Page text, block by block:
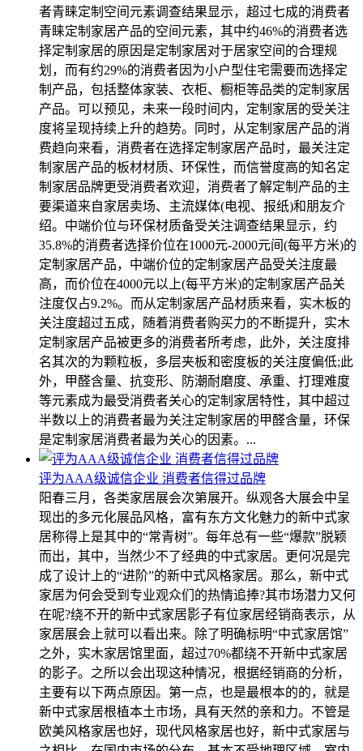
者青睐定制空间元素调查结果显示，超过七成的消费者
青睐定制家居产品的空间元素，其中约46%的消费者选
择定制家居的原因是定制家居对于居家空间的合理规
划，而有约29%的消费者因为小户型住宅需要而选择定
制产品，包括整体家装、衣柜、橱柜等品类的定制家居
产品。可以预见，未来一段时间内，定制家居的受关注
度将呈现持续上升的趋势。同时，从定制家居产品的消
费趋向来看，消费者在选择定制家居产品时，最关注定
制家居产品的板材材质、环保性，而信誉度高的知名定
制家居品牌更受消费者欢迎，消费者了解定制产品的主
要渠道来自家居卖场、主流媒体(电视、报纸)和朋友介
绍。中端价位与环保材质备受关注调查结果显示，约
35.8%的消费者选择价位在1000元-2000元间(每平方米)的
定制家居产品，中端价位的定制家居产品受关注度最
高，而价位在4000元以上(每平方米)的定制家居产品关
注度仅占9.2%。而从定制家居产品材质来看，实木板的
关注度超过五成，随着消费者购买力的不断提升，实木
定制家居产品被更多的消费者所考虑，此外，关注度排
名其次的为颗粒板，多层夹板和密度板的关注度偏低;此
外，甲醛含量、抗变形、防潮耐磨度、承重、打理难度
等元素成为最受消费者关心的定制家居特性，其中超过
半数以上的消费者最为关注定制家居的甲醛含量，环保
是定制家居消费者最为关心的因素。...
评为AAA级诚信企业 消费者信得过品牌
阳春三月，各类家居展会次第展开。纵观各大展会中呈
现出的多元化展品风格，富有东方文化魅力的新中式家
居称得上是其中的“常青树”。每年总有一些“爆款”脱颖
而出，其中，当然少不了经典的中式家居。更何况是完
成了设计上的“进阶”的新中式风格家居。那么，新中式
家居为何会受到专业观众们的热情追捧?其市场潜力又何
在呢?绕不开的新中式家居影子有位家居经销商表示，从
家居展会上就可以看出来。除了明确标明“中式家居馆”
之外，实木家居馆里面，超过70%都绕不开新中式家居
的影子。之所以会出现这种情况，根据经销商的分析，
主要有以下两点原因。第一点，也是最根本的的，就是
新中式家居根植本土市场，具有天然的亲和力。不管是
欧美风格家居也好，现代风格家居也好，新中式家居与